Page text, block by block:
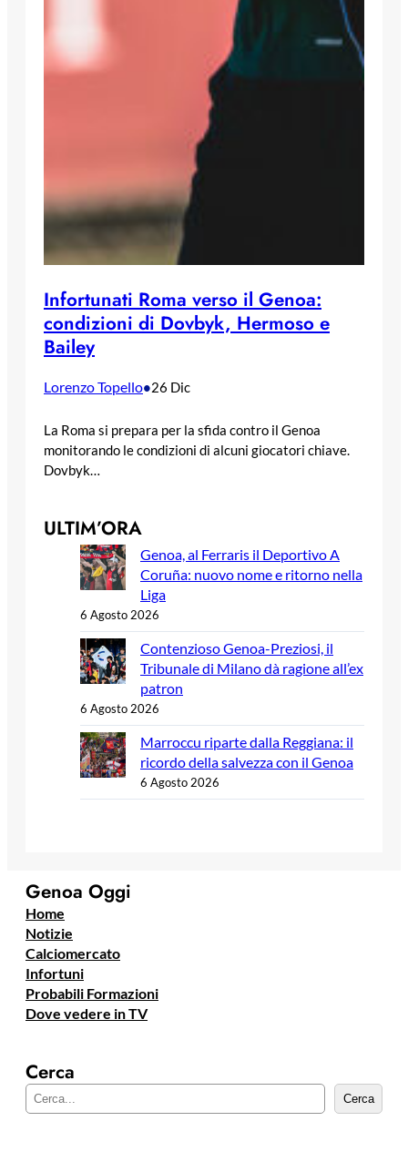
Infortunati Roma verso il Genoa:
condizioni di Dovbyk, Hermoso e
Bailey
Lorenzo Topello•26 Dic
La Roma si prepara per la sfida contro il Genoa
monitorando le condizioni di alcuni giocatori chiave.
Dovbyk…
ULTIM’ORA
Genoa, al Ferraris il Deportivo A
Coruña: nuovo nome e ritorno nella
Liga
6 Agosto 2026
Contenzioso Genoa-Preziosi, il
Tribunale di Milano dà ragione all’ex
patron
6 Agosto 2026
Marroccu riparte dalla Reggiana: il
ricordo della salvezza con il Genoa
6 Agosto 2026
Genoa Oggi
Home
Notizie
Calciomercato
Infortuni
Probabili Formazioni
Dove vedere in TV
Cerca
e
Cerca